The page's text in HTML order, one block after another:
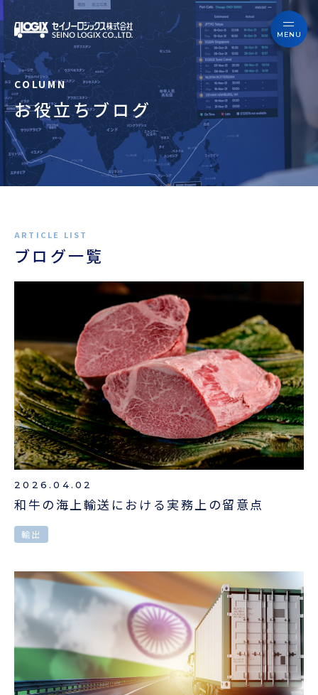
会員ログイン
本船スケジュール
お役立ち資料
ENGLISH
セイノーロジックスを知る
サービス
事例
お役立ちブログ
よくあるご質問
企業情報
セイノーロジックスを知る
サービス
事例
よくあるご質問
ニュース
採用情報
ほっとひといき
本船スケジュール
会員ログイン
お問い合わせ
お役立ち資料
ENGLISH
お役立ちブログ
ブログ一覧
2026.04.02
和牛の海上輸送における実務上の留意点
輸出